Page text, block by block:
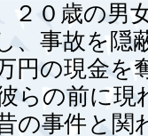
０歳の男
、事故を隠
円の現金を
らの前に
の事件と関